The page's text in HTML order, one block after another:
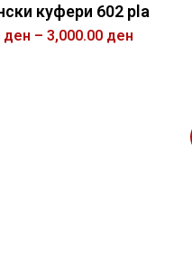
куфери 602 pla
ден – 3,000.00 ден